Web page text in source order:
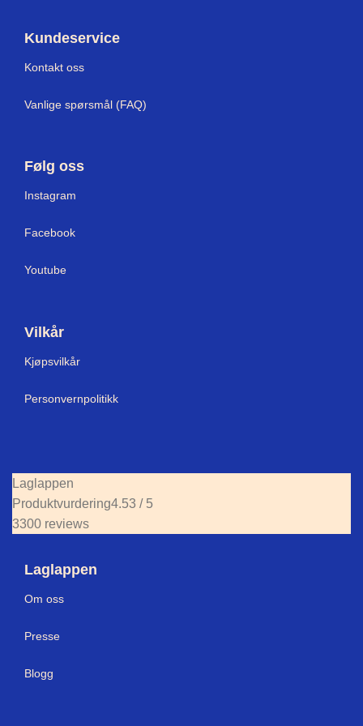
Kundeservice
Kontakt oss
Vanlige spørsmål (FAQ)
Følg oss
Instagram
Facebook
Youtube
Vilkår
Kjøpsvilkår
Personvernpolitikk
Laglappen
Produktvurdering4.53 / 5
3300 reviews
Laglappen
Om oss
Presse
Blogg